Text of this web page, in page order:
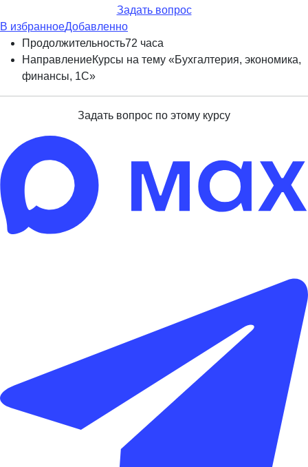
Задать вопрос
В избранноеДобавленно
Продолжительность72 часа
НаправлениеКурсы на тему «Бухгалтерия, экономика,
финансы, 1С»
Задать вопрос по этому курсу